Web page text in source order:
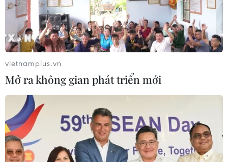
như bảo hiểm, thẻ tín dụng và các dịch vụ ngân hàng
số...
vietnamplus.vn
Mở ra không gian phát triển mới